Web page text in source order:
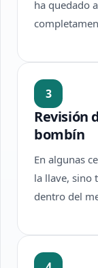
ha quedado
3
Revisión
bombín
En algunas
la llave, sino
dentro del